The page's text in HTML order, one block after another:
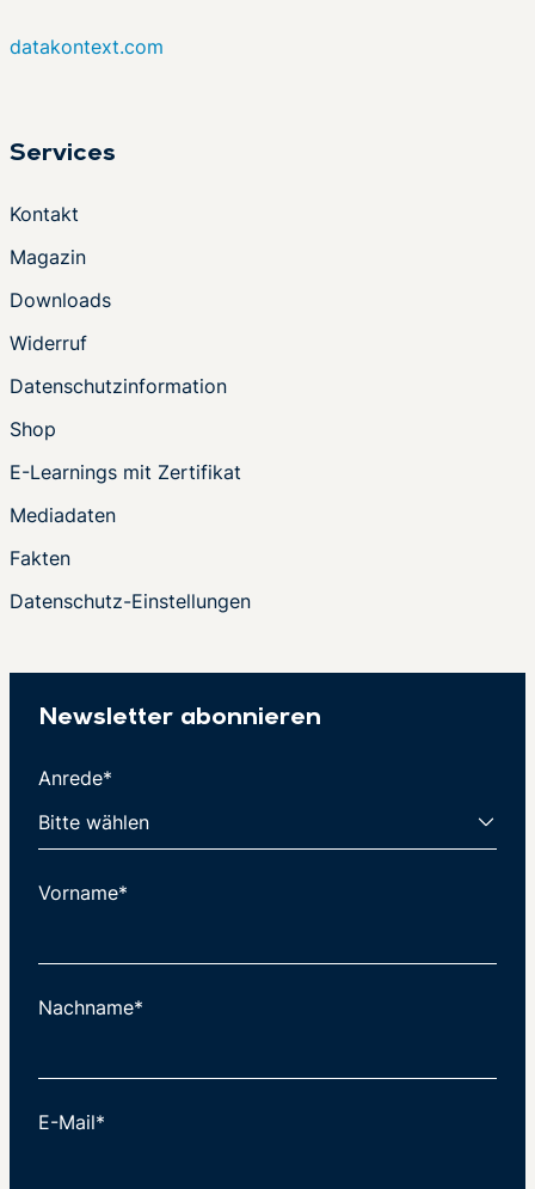
datakontext.com
Services
Kontakt
Magazin
Downloads
Widerruf
Datenschutzinformation
Shop
E-Learnings mit Zertifikat
Mediadaten
Fakten
Datenschutz-Einstellungen
Newsletter abonnieren
Anrede*
Vorname*
Nachname*
E-Mail*